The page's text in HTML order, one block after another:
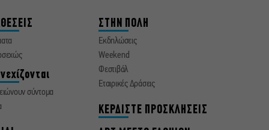
σύντομα
ΣΤΗΝ ΠΟΛΗ
Εκδηλώσεις
Weekend
Φεστιβάλ
Εταιρικές Δράσεις
ΚΕΡΔΙΣΤΕ ΠΡΟΣΚΛΗΣΕΙΣ